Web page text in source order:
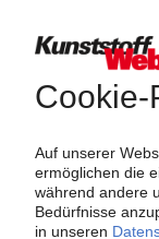
Fragen und
wenn der
Themenkomplex
Preisentwicklung